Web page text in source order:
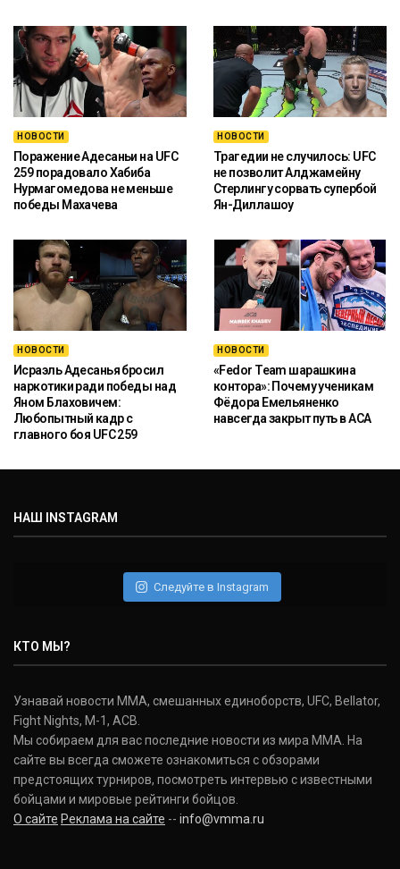
НОВОСТИ
Поражение Адесаньи на UFC
259 порадовало Хабиба
Нурмагомедова не меньше
победы Махачева
НОВОСТИ
Трагедии не случилось: UFC
не позволит Алджамейну
Стерлингу сорвать супербой
Ян-Диллашоу
НОВОСТИ
Исраэль Адесанья бросил
наркотики ради победы над
Яном Блаховичем:
Любопытный кадр с
главного боя UFC 259
НОВОСТИ
«Fedor Team шарашкина
контора»: Почему ученикам
Фёдора Емельяненко
навсегда закрыт путь в ACA
НАШ INSTAGRAM
Следуйте в Instagram
КТО МЫ?
Узнавай новости ММА, смешанных единоборств, UFC, Bellator,
Fight Nights, M-1, ACB.
Мы собираем для вас последние новости из мира ММА. На
сайте вы всегда сможете ознакомиться с обзорами
предстоящих турниров, посмотреть интервью с известными
бойцами и мировые рейтинги бойцов.
О сайте Реклама на сайте -- info@vmma.ru